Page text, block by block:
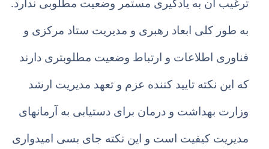
ترغیب آن به یادگیری مستمر وضعیت مطلوبی ندارد.
به طور کلی ابعاد رهبری و مدیریت ستاد مرکزی و
فناوری اطلاعات و ارتباط وضعیت مطلوبتری دارند
که این نکته تایید کننده عزم و تعهد مدیریت ارشد
وزارت بهداشت و درمان برای دستیابی به آرمانهای
مدیریت کیفیت است و این نکته جای بسی امیدواری